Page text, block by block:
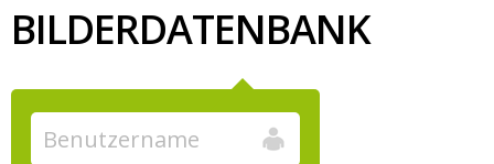
BILDERDATENBANK